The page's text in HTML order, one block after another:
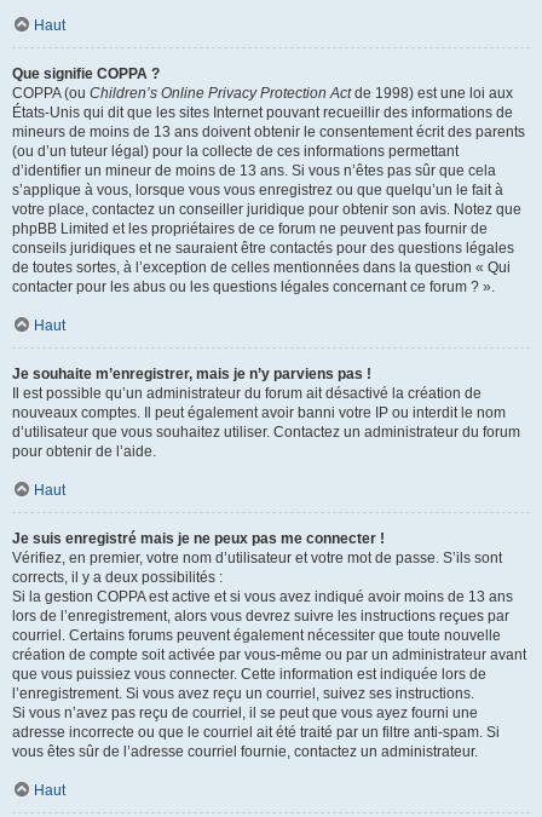
Haut
Que signifie COPPA ?
COPPA (ou Children’s Online Privacy Protection Actde 1998) est une loi aux
États-Unis qui dit que les sites Internet pouvant recueillir des informations de
mineurs de moins de 13 ans doivent obtenir le consentement écrit des parents
(ou d’un tuteur légal) pour la collecte de ces informations permettant
d’identifier un mineur de moins de 13 ans. Si vous n’êtes pas sûr que cela
s’applique à vous, lorsque vous vous enregistrez ou que quelqu’un le fait à
votre place, contactez un conseiller juridique pour obtenir son avis. Notez que
phpBB Limited et les propriétaires de ce forum ne peuvent pas fournir de
conseils juridiques et ne sauraient être contactés pour des questions légales
de toutes sortes, à l’exception de celles mentionnées dans la question « Qui
contacter pour les abus ou les questions légales concernant ce forum ? ».
Haut
Je souhaite m’enregistrer, mais je n’y parviens pas !
Il est possible qu’un administrateur du forum ait désactivé la création de
nouveaux comptes. Il peut également avoir banni votre IP ou interdit le nom
d’utilisateur que vous souhaitez utiliser. Contactez un administrateur du forum
pour obtenir de l’aide.
Haut
Je suis enregistré mais je ne peux pas me connecter !
Vérifiez, en premier, votre nom d’utilisateur et votre mot de passe. S’ils sont
corrects, il y a deux possibilités :
Si la gestion COPPA est active et si vous avez indiqué avoir moins de 13 ans
lors de l’enregistrement, alors vous devrez suivre les instructions reçues par
courriel. Certains forums peuvent également nécessiter que toute nouvelle
création de compte soit activée par vous-même ou par un administrateur avant
que vous puissiez vous connecter. Cette information est indiquée lors de
l’enregistrement. Si vous avez reçu un courriel, suivez ses instructions.
Si vous n’avez pas reçu de courriel, il se peut que vous ayez fourni une
adresse incorrecte ou que le courriel ait été traité par un filtre anti-spam. Si
vous êtes sûr de l’adresse courriel fournie, contactez un administrateur.
Haut